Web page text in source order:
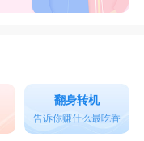
翻身转机
告诉你赚什么最吃香